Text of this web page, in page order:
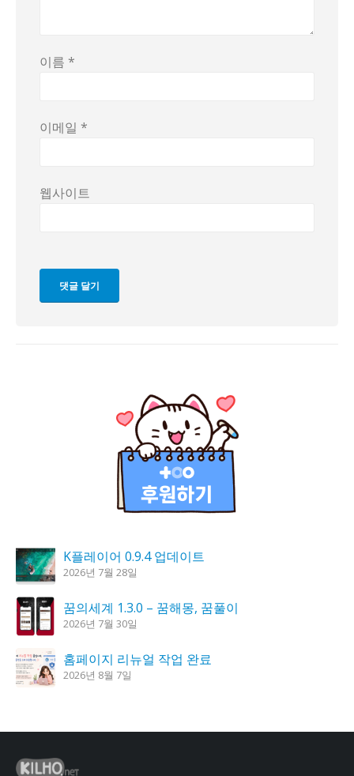
이름 *
이메일 *
웹사이트
K플레이어 0.9.4 업데이트
2026년 7월 28일
꿈의세계 1.3.0 – 꿈해몽, 꿈풀이
2026년 7월 30일
홈페이지 리뉴얼 작업 완료
2026년 8월 7일
도깨비 촛불 1.6.0 업데이트